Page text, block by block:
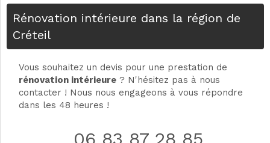
Rénovation intérieure dans la région de
Créteil
Vous souhaitez un devis pour une prestation de
rénovation intérieure ? N'hésitez pas à nous
contacter ! Nous nous engageons à vous répondre
dans les 48 heures !
06 83 87 28 85